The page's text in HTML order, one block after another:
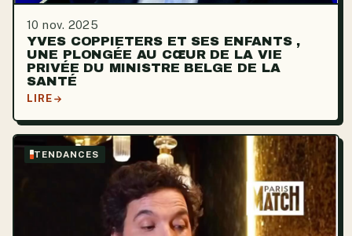
10 nov. 2025
YVES COPPIETERS ET SES ENFANTS ,
UNE PLONGÉE AU CŒUR DE LA VIE
PRIVÉE DU MINISTRE BELGE DE LA
SANTÉ
LIRE
TENDANCES